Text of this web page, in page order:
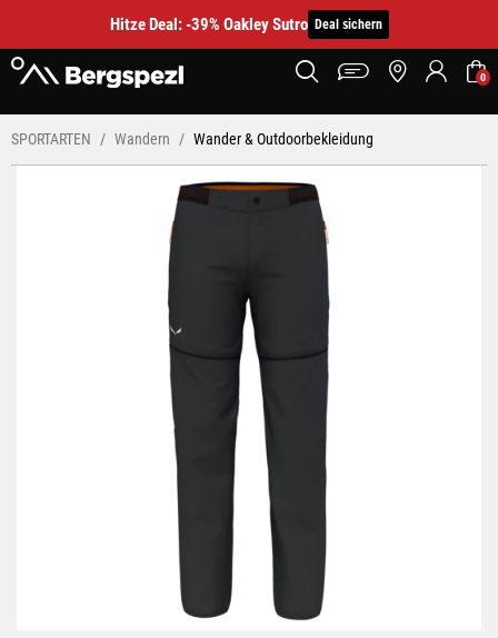
Hitze Deal: -39% Oakley Sutro Deal sichern
0
SPORTARTEN Wandern Wander & Outdoorbekleidung